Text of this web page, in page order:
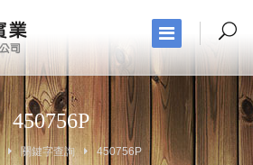
450756P
關鍵字查詢 450756P